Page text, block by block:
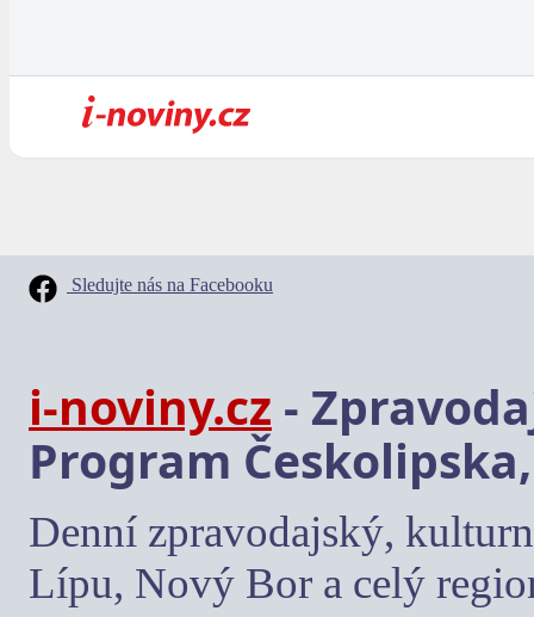
Sledujte nás na Facebooku
i-noviny.cz -
Program
Denní zpravodajský,
Lípu, Nový Bor a celý